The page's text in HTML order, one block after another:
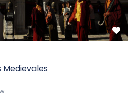
Medievales